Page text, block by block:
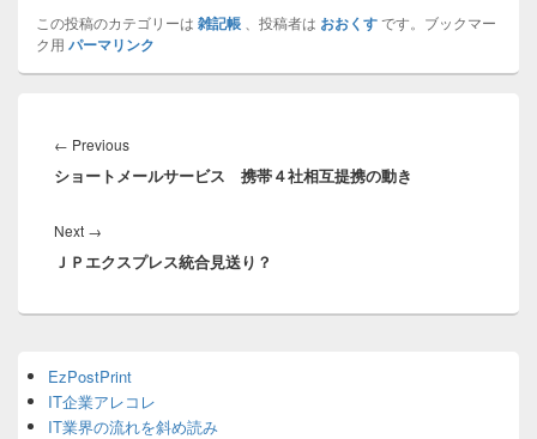
この投稿のカテゴリーは 雑記帳 、投稿者は おおくすです。ブックマー
ク用 パーマリンク
稿
ナ
ゲ
シ
← PreviousPrevious
post:
ショートメールサービス 携帯４社相互提携の動き
Next →
post:
ＪＰエクスプレス統合見送り？
Sidebar
Widget
Area
EzPostPrint
IT企業アレコレ
IT業界の流れを斜め読み